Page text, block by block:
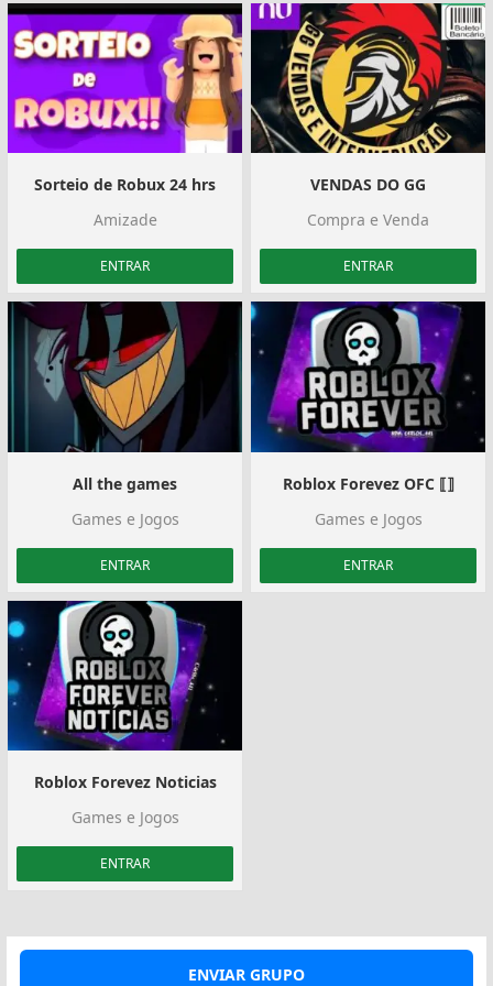
Sorteio de Robux 24 hrs
Amizade
ENTRAR
VENDAS DO GG
Compra e Venda
ENTRAR
All the games
Games e Jogos
ENTRAR
Roblox Forevez OFC ⟦⟧
Games e Jogos
ENTRAR
Roblox Forevez Noticias
Games e Jogos
ENTRAR
ENVIAR GRUPO